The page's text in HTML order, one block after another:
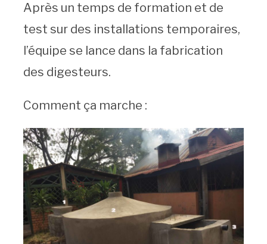
Après un temps de formation et de
test sur des installations temporaires,
l’équipe se lance dans la fabrication
des digesteurs.
Comment ça marche :